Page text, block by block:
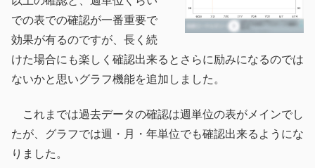
での表での確認が一番重要で
効果が有るのですが、長く続
けた場合にも楽しく確認出来るとさらに励みになるのでは
ないかと思いグラフ機能を追加しました。
これまでは過去データの確認は週単位の表がメインでし
たが、グラフでは週・月・年単位でも確認出来るようにな
りました。